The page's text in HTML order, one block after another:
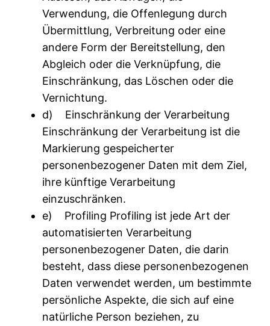
Verwendung, die Offenlegung durch
Übermittlung, Verbreitung oder eine
andere Form der Bereitstellung, den
Abgleich oder die Verknüpfung, die
Einschränkung, das Löschen oder die
Vernichtung.
d) Einschränkung der Verarbeitung
Einschränkung der Verarbeitung ist die
Markierung gespeicherter
personenbezogener Daten mit dem Ziel,
ihre künftige Verarbeitung
einzuschränken.
e) Profiling Profiling ist jede Art der
automatisierten Verarbeitung
personenbezogener Daten, die darin
besteht, dass diese personenbezogenen
Daten verwendet werden, um bestimmte
persönliche Aspekte, die sich auf eine
natürliche Person beziehen, zu